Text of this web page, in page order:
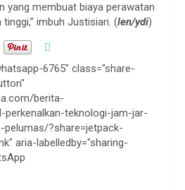
yang membuat biaya perawatan
imbuh Justisiari. (len/ydi)
6765" class="share-
berita-
teknologi-jam-jar-
pelumas/?share=jetpack-
aria-labelledby="sharing-